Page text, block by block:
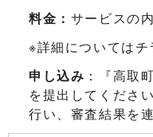
料金： サービスの
※詳細についてはチ
申し込み ：『高取
を提出してくださ
行い、審査結果を